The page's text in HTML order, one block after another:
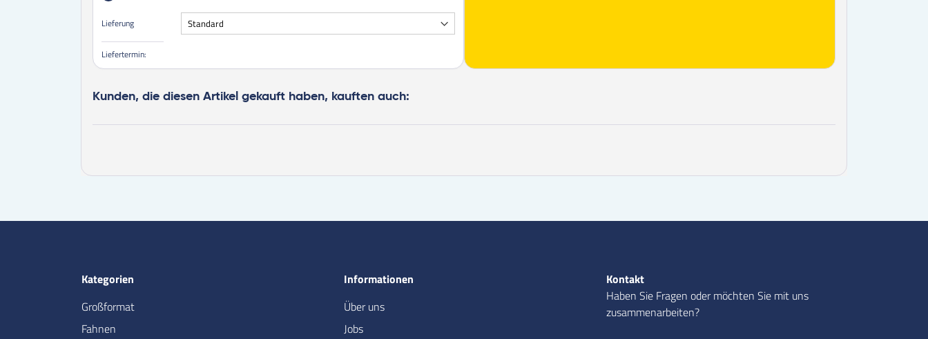
Lieferung
Liefertermin:
Kunden, die diesen Artikel gekauft haben, kauften auch:
Kontakt
Haben Sie Fragen oder möchten Sie mit uns
zusammenarbeiten?
Kategorien
Großformat
Fahnen
Informationen
Über uns
Jobs